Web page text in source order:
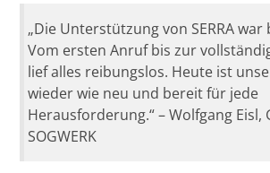
„Die Unterstützung von SERRA
Vom ersten Anruf bis zur
lief alles reibungslos. Heute ist
wieder wie neu und bereit für jede
Herausforderung.“ – Wolfgang Eisl,
SOGWERK